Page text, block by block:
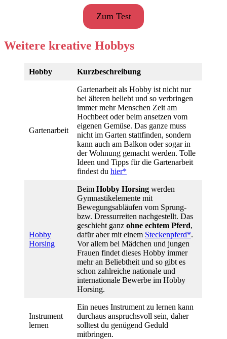
Zum Test
Weitere kreative Hobbys
Hobby Kurzbeschreibung
Gartenarbeit
Gartenarbeit als Hobby ist nicht nur
bei älteren beliebt und so verbringen
immer mehr Menschen Zeit am
Hochbeet oder beim ansetzen vom
eigenen Gemüse. Das ganze muss
nicht im Garten stattfinden, sondern
kann auch am Balkon oder sogar in
der Wohnung gemacht werden. Tolle
Ideen und Tipps für die Gartenarbeit
findest du hier*
Hobby
Horsing
Beim Hobby Horsing werden
Gymnastikelemente mit
Bewegungsabläufen vom Sprung-
bzw. Dressurreiten nachgestellt. Das
geschieht ganz ohne echtem Pferd,
dafür aber mit einem Steckenpferd*.
Vor allem bei Mädchen und jungen
Frauen findet dieses Hobby immer
mehr an Beliebtheit und so gibt es
schon zahlreiche nationale und
internationale Bewerbe im Hobby
Horsing.
Instrument
lernen
Ein neues Instrument zu lernen kann
durchaus anspruchsvoll sein, daher
solltest du genügend Geduld
mitbringen.